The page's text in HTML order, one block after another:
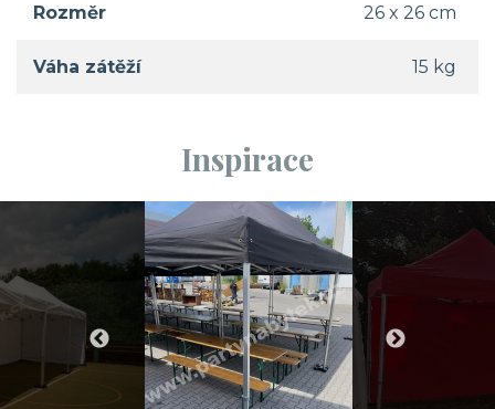
Rozměr 26 x 26 cm
Váha zátěží 15 kg
Inspirace